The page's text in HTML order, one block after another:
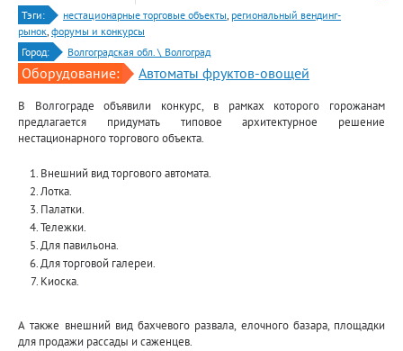
Тэги: нестационарные торговые объекты, региональный вендинг-
рынок, форумы и конкурсы
Город:
Волгоградская обл. \ Волгоград
Оборудование: Автоматы фруктов-овощей
В Волгограде объявили конкурс, в рамках которого горожанам
предлагается придумать типовое архитектурное решение
нестационарного торгового объекта.
Внешний вид торгового автомата.
Лотка.
Палатки.
Тележки.
Для павильона.
Для торговой галереи.
Киоска.
А также внешний вид бахчевого развала, елочного базара, площадки
для продажи рассады и саженцев.